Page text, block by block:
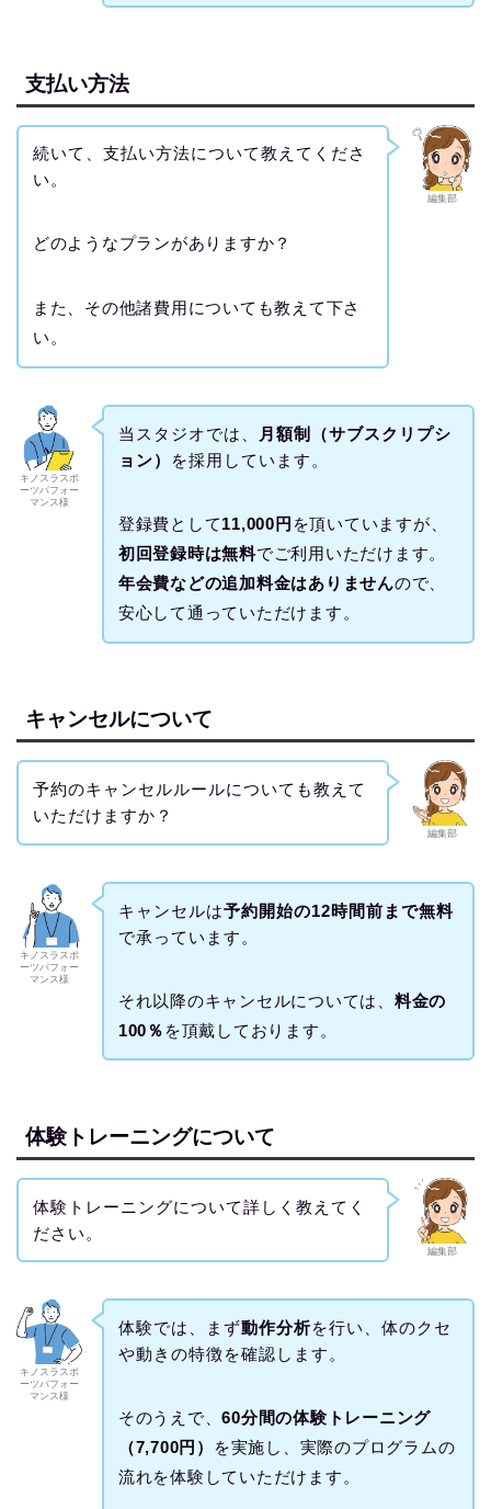
支払い方法
編集部
続いて、支払い方法について教えてくださ
い。
どのようなプランがありますか？
また、その他諸費用についても教えて下さ
い。
キノスラスポ
ーツパフォー
マンス様
当スタジオでは、
月額制（サブスクリプシ
ョン）
を採用しています。
登録費として11,000円 を頂いていますが、
初回登録時は無料でご利用いただけます。
年会費などの追加料金はありませんので、
安心して通っていただけます。
キャンセルについて
編集部
予約のキャンセルルールについても教えて
いただけますか？
キノスラスポ
ーツパフォー
マンス様
キャンセルは予約開始の12時間前まで無料
で承っています。
それ以降のキャンセルについては、 料金の
100％ を頂戴しております。
体験トレーニングについて
編集部
体験トレーニングについて詳しく教えてく
ださい。
キノスラスポ
ーツパフォー
マンス様
体験では、まず動作分析を行い、体のクセ
や動きの特徴を確認します。
そのうえで、60分間の体験トレーニング
（7,700円）
を実施し、実際のプログラムの
流れを体験していただけます。